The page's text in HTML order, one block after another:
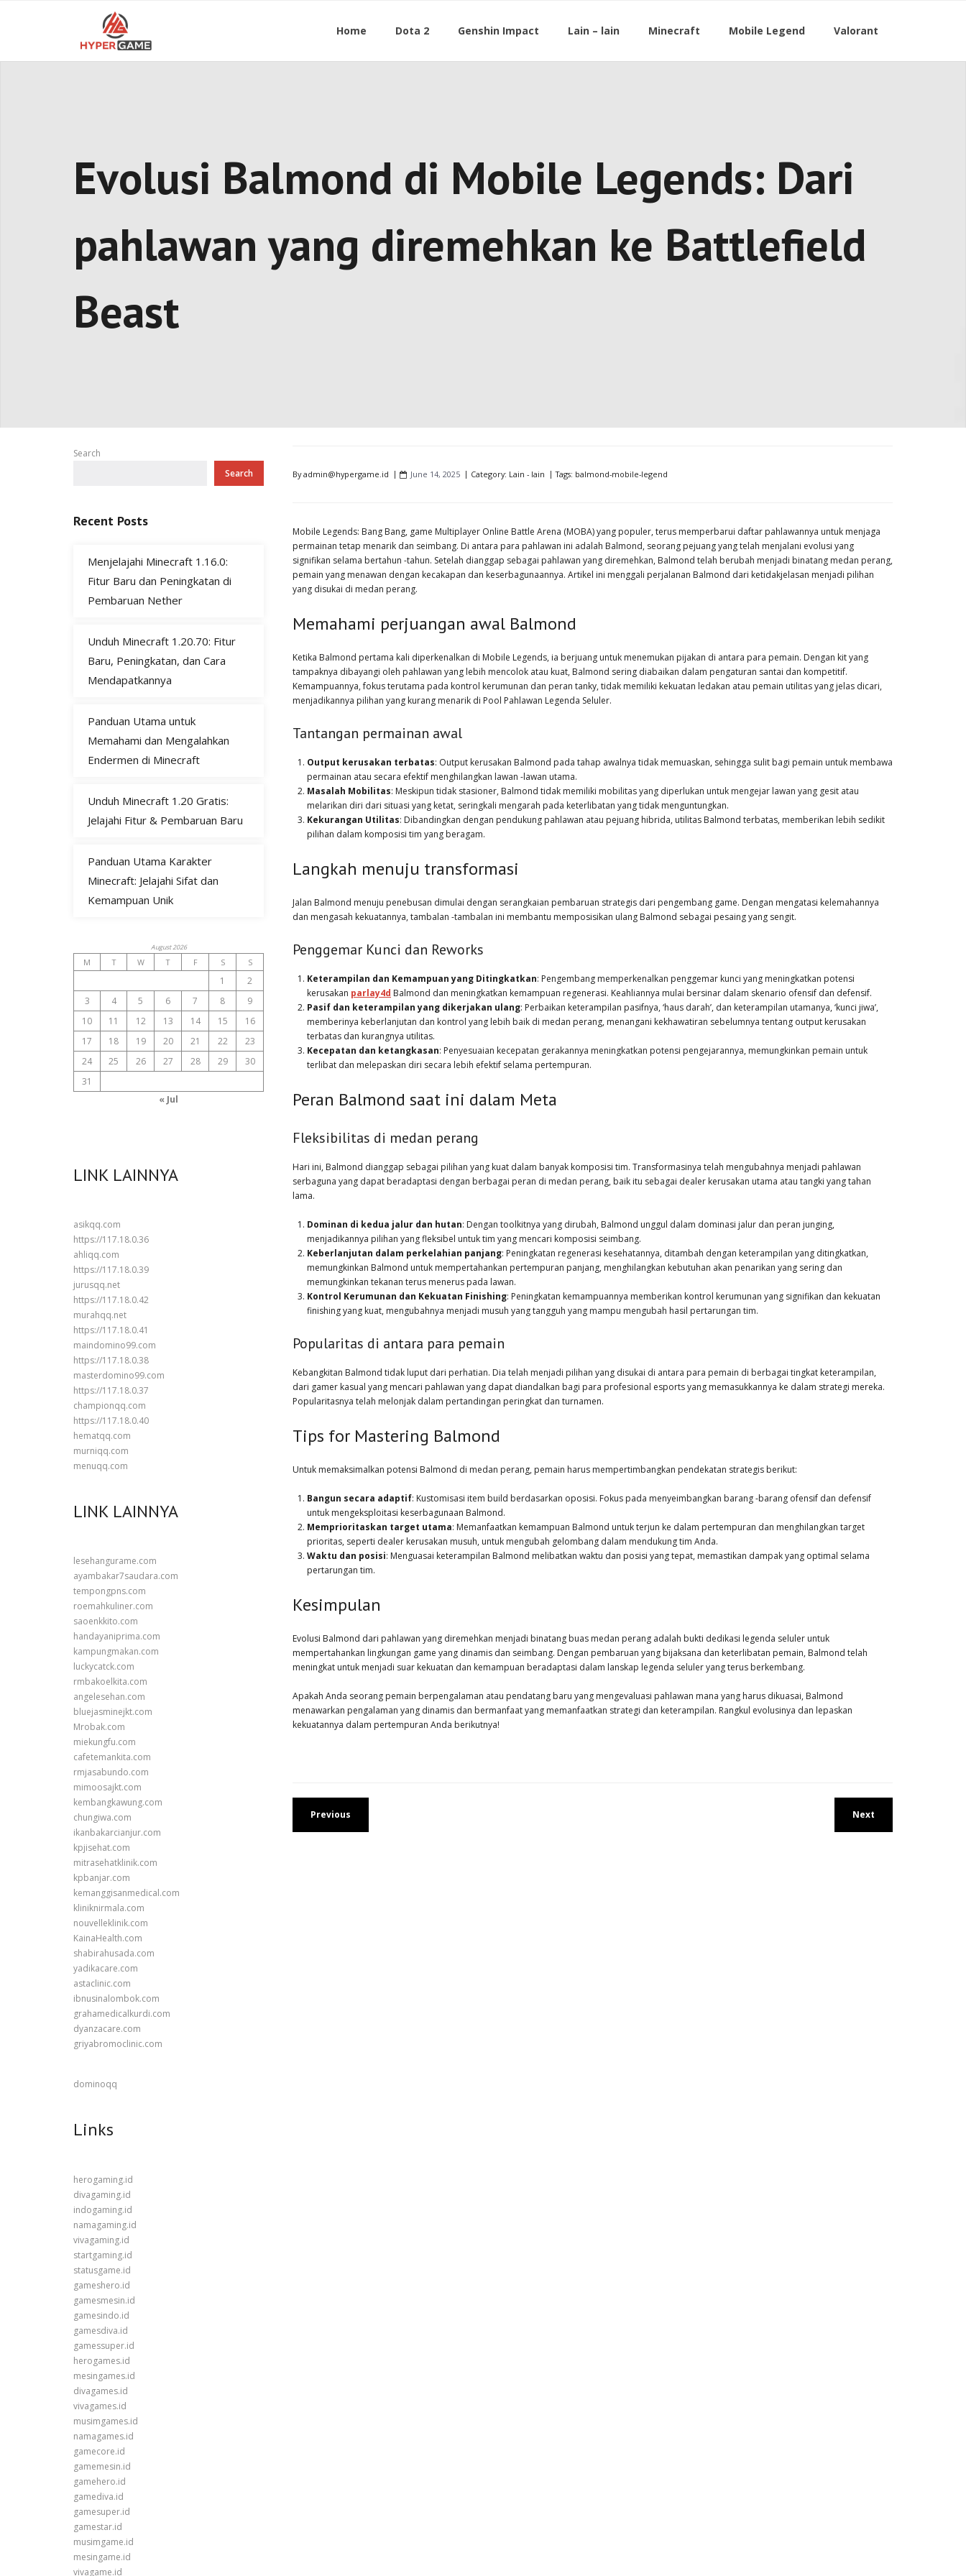
Home Dota 2 Genshin Impact Lain – lain Minecraft Mobile Legend Valorant
Evolusi Balmond di Mobile Legends: Dari
pahlawan yang diremehkan ke Battlefield
Beast
Byadmin@hypergame.id June 14, 2025 Category: Lain - lain Tags: balmond-mobile-legend
Mobile Legends: Bang Bang, game Multiplayer Online Battle Arena (MOBA) yang populer, terus memperbarui daftar pahlawannya untuk menjaga
permainan tetap menarik dan seimbang. Di antara para pahlawan ini adalah Balmond, seorang pejuang yang telah menjalani evolusi yang
signifikan selama bertahun -tahun. Setelah dianggap sebagai pahlawan yang diremehkan, Balmond telah berubah menjadi binatang medan perang,
pemain yang menawan dengan kecakapan dan keserbagunaannya. Artikel ini menggali perjalanan Balmond dari ketidakjelasan menjadi pilihan
yang disukai di medan perang.
Memahami perjuangan awal Balmond
Ketika Balmond pertama kali diperkenalkan di Mobile Legends, ia berjuang untuk menemukan pijakan di antara para pemain. Dengan kit yang
tampaknya dibayangi oleh pahlawan yang lebih mencolok atau kuat, Balmond sering diabaikan dalam pengaturan santai dan kompetitif.
Kemampuannya, fokus terutama pada kontrol kerumunan dan peran tanky, tidak memiliki kekuatan ledakan atau pemain utilitas yang jelas dicari,
menjadikannya pilihan yang kurang menarik di Pool Pahlawan Legenda Seluler.
Tantangan permainan awal
Output kerusakan terbatas: Output kerusakan Balmond pada tahap awalnya tidak memuaskan, sehingga sulit bagi pemain untuk membawa
permainan atau secara efektif menghilangkan lawan -lawan utama.
Masalah Mobilitas: Meskipun tidak stasioner, Balmond tidak memiliki mobilitas yang diperlukan untuk mengejar lawan yang gesit atau
melarikan diri dari situasi yang ketat, seringkali mengarah pada keterlibatan yang tidak menguntungkan.
Kekurangan Utilitas: Dibandingkan dengan pendukung pahlawan atau pejuang hibrida, utilitas Balmond terbatas, memberikan lebih sedikit
pilihan dalam komposisi tim yang beragam.
Langkah menuju transformasi
Jalan Balmond menuju penebusan dimulai dengan serangkaian pembaruan strategis dari pengembang game. Dengan mengatasi kelemahannya
dan mengasah kekuatannya, tambalan -tambalan ini membantu memposisikan ulang Balmond sebagai pesaing yang sengit.
Penggemar Kunci dan Reworks
Keterampilan dan Kemampuan yang Ditingkatkan: Pengembang memperkenalkan penggemar kunci yang meningkatkan potensi
kerusakan parlay4d Balmond dan meningkatkan kemampuan regenerasi. Keahliannya mulai bersinar dalam skenario ofensif dan defensif.
Pasif dan keterampilan yang dikerjakan ulang: Perbaikan keterampilan pasifnya, ‘haus darah’, dan keterampilan utamanya, ‘kunci jiwa’,
memberinya keberlanjutan dan kontrol yang lebih baik di medan perang, menangani kekhawatiran sebelumnya tentang output kerusakan
terbatas dan kurangnya utilitas.
Kecepatan dan ketangkasan: Penyesuaian kecepatan gerakannya meningkatkan potensi pengejarannya, memungkinkan pemain untuk
terlibat dan melepaskan diri secara lebih efektif selama pertempuran.
Peran Balmond saat ini dalam Meta
Fleksibilitas di medan perang
Hari ini, Balmond dianggap sebagai pilihan yang kuat dalam banyak komposisi tim. Transformasinya telah mengubahnya menjadi pahlawan
serbaguna yang dapat beradaptasi dengan berbagai peran di medan perang, baik itu sebagai dealer kerusakan utama atau tangki yang tahan
lama.
Dominan di kedua jalur dan hutan: Dengan toolkitnya yang dirubah, Balmond unggul dalam dominasi jalur dan peran junging,
menjadikannya pilihan yang fleksibel untuk tim yang mencari komposisi seimbang.
Keberlanjutan dalam perkelahian panjang: Peningkatan regenerasi kesehatannya, ditambah dengan keterampilan yang ditingkatkan,
memungkinkan Balmond untuk mempertahankan pertempuran panjang, menghilangkan kebutuhan akan penarikan yang sering dan
memungkinkan tekanan terus menerus pada lawan.
Kontrol Kerumunan dan Kekuatan Finishing: Peningkatan kemampuannya memberikan kontrol kerumunan yang signifikan dan kekuatan
finishing yang kuat, mengubahnya menjadi musuh yang tangguh yang mampu mengubah hasil pertarungan tim.
Popularitas di antara para pemain
Kebangkitan Balmond tidak luput dari perhatian. Dia telah menjadi pilihan yang disukai di antara para pemain di berbagai tingkat keterampilan,
dari gamer kasual yang mencari pahlawan yang dapat diandalkan bagi para profesional esports yang memasukkannya ke dalam strategi mereka.
Popularitasnya telah melonjak dalam pertandingan peringkat dan turnamen.
Tips for Mastering Balmond
Untuk memaksimalkan potensi Balmond di medan perang, pemain harus mempertimbangkan pendekatan strategis berikut:
Bangun secara adaptif: Kustomisasi item build berdasarkan oposisi. Fokus pada menyeimbangkan barang -barang ofensif dan defensif
untuk mengeksploitasi keserbagunaan Balmond.
Memprioritaskan target utama: Memanfaatkan kemampuan Balmond untuk terjun ke dalam pertempuran dan menghilangkan target
prioritas, seperti dealer kerusakan musuh, untuk mengubah gelombang dalam mendukung tim Anda.
Waktu dan posisi: Menguasai keterampilan Balmond melibatkan waktu dan posisi yang tepat, memastikan dampak yang optimal selama
pertarungan tim.
Kesimpulan
Evolusi Balmond dari pahlawan yang diremehkan menjadi binatang buas medan perang adalah bukti dedikasi legenda seluler untuk
mempertahankan lingkungan game yang dinamis dan seimbang. Dengan pembaruan yang bijaksana dan keterlibatan pemain, Balmond telah
meningkat untuk menjadi suar kekuatan dan kemampuan beradaptasi dalam lanskap legenda seluler yang terus berkembang.
Apakah Anda seorang pemain berpengalaman atau pendatang baru yang mengevaluasi pahlawan mana yang harus dikuasai, Balmond
menawarkan pengalaman yang dinamis dan bermanfaat yang memanfaatkan strategi dan keterampilan. Rangkul evolusinya dan lepaskan
kekuatannya dalam pertempuran Anda berikutnya!
Previous Next
Search
Search
Recent Posts
Menjelajahi Minecraft 1.16.0:
Fitur Baru dan Peningkatan di
Pembaruan Nether
Unduh Minecraft 1.20.70: Fitur
Baru, Peningkatan, dan Cara
Mendapatkannya
Panduan Utama untuk
Memahami dan Mengalahkan
Endermen di Minecraft
Unduh Minecraft 1.20 Gratis:
Jelajahi Fitur & Pembaruan Baru
Panduan Utama Karakter
Minecraft: Jelajahi Sifat dan
Kemampuan Unik
August 2026
M T W T F S S
1
2
3
4 5 6 7 8
9
10
11 12 13 14 15
16
17
18 19 20 21 22
23
24
25 26 27 28 29
30
31
« Jul
LINK LAINNYA
asikqq.com
https://117.18.0.36
ahliqq.com
https://117.18.0.39
jurusqq.net
https://117.18.0.42
murahqq.net
https://117.18.0.41
maindomino99.com
https://117.18.0.38
masterdomino99.com
https://117.18.0.37
championqq.com
https://117.18.0.40
hematqq.com
murniqq.com
menuqq.com
LINK LAINNYA
lesehangurame.com
ayambakar7saudara.com
tempongpns.com
roemahkuliner.com
saoenkkito.com
handayaniprima.com
kampungmakan.com
luckycatck.com
rmbakoelkita.com
angelesehan.com
bluejasminejkt.com
Mrobak.com
miekungfu.com
cafetemankita.com
rmjasabundo.com
mimoosajkt.com
kembangkawung.com
chungiwa.com
ikanbakarcianjur.com
kpjisehat.com
mitrasehatklinik.com
kpbanjar.com
kemanggisanmedical.com
kliniknirmala.com
nouvelleklinik.com
KainaHealth.com
shabirahusada.com
yadikacare.com
astaclinic.com
ibnusinalombok.com
grahamedicalkurdi.com
dyanzacare.com
griyabromoclinic.com
dominoqq
Links
herogaming.id
divagaming.id
indogaming.id
namagaming.id
vivagaming.id
startgaming.id
statusgame.id
gameshero.id
gamesmesin.id
gamesindo.id
gamesdiva.id
gamessuper.id
herogames.id
mesingames.id
divagames.id
vivagames.id
musimgames.id
namagames.id
gamecore.id
gamemesin.id
gamehero.id
gamediva.id
gamesuper.id
gamestar.id
musimgame.id
mesingame.id
vivagame.id